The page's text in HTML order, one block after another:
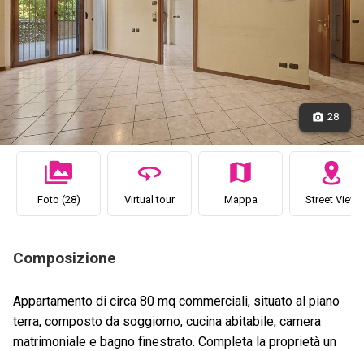
28
Foto (28) Virtual tour Mappa Street View
Composizione
Appartamento di circa 80 mq commerciali, situato al piano
terra, composto da soggiorno, cucina abitabile, camera
matrimoniale e bagno finestrato. Completa la proprietà un